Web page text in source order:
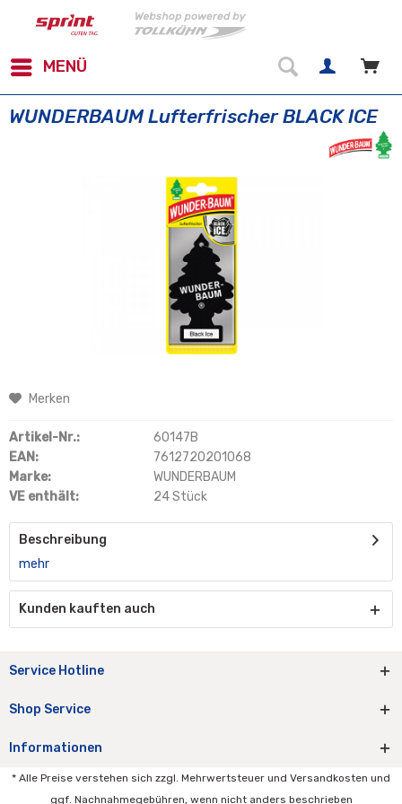
MENÜ
WUNDERBAUM Lufterfrischer BLACK ICE
Merken
Artikel-Nr.:
60147B
EAN:
7612720201068
Marke:
WUNDERBAUM
VE enthält:
24 Stück
Beschreibung
mehr
Kunden kauften auch
Service Hotline
Shop Service
Informationen
* Alle Preise verstehen sich zzgl. Mehrwertsteuer und Versandkosten und
ggf. Nachnahmegebühren, wenn nicht anders beschrieben